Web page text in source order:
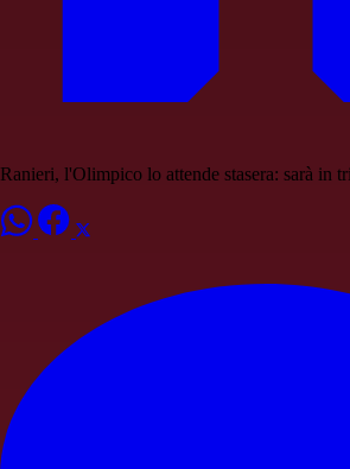
Ranieri, l'Olimpico lo attende stasera: sarà in